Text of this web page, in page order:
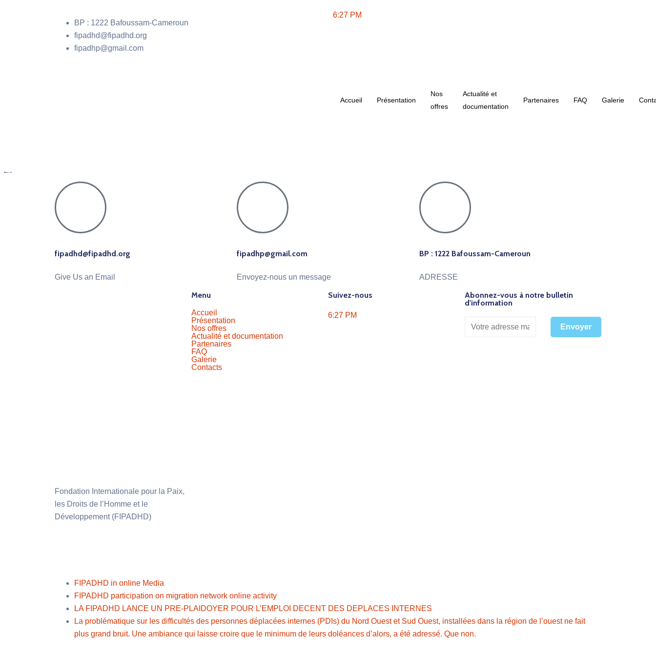
BP : 1222 Bafoussam-Cameroun
fipadhd@fipadhd.org
fipadhp@gmail.com
6:27 PM
Accueil Présentation
Nos
offres
Actualité et
documentation
Partenaires FAQ Galerie
fipadhd@fipadhd.org
Give Us an Email
fipadhp@gmail.com
Envoyez-nous un message
BP : 1222 Bafoussam-Cameroun
ADRESSE
Fondation Internationale pour la Paix,
les Droits de l’Homme et le
Développement (FIPADHD)
Menu
Accueil
Présentation
Nos offres
Actualité et documentation
Partenaires
FAQ
Galerie
Contacts
Suivez-nous
6:27 PM
Abonnez-vous à notre bulletin
d'information
Envoyer
FIPADHD in online Media
FIPADHD participation on migration network online activity
LA FIPADHD LANCE UN PRE-PLAIDOYER POUR L’EMPLOI DECENT DES DEPLACES INTERNES
La problématique sur les difficultés des personnes déplacées internes (PDIs) du Nord Ouest et Sud Ouest, installées dans la région de l’ouest ne fait
plus grand bruit. Une ambiance qui laisse croire que le minimum de leurs doléances d’alors, a été adressé. Que non.